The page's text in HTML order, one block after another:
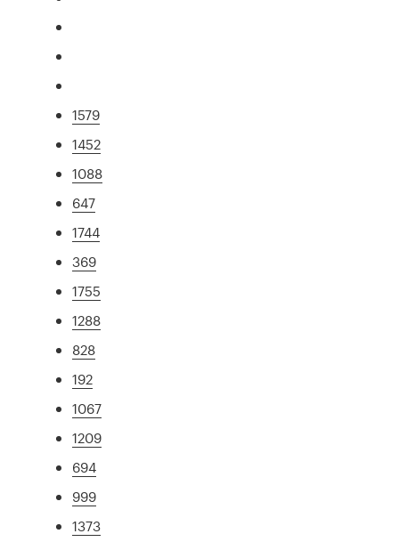
1579
1452
1088
647
1744
369
1755
1288
828
192
1067
1209
694
999
1373